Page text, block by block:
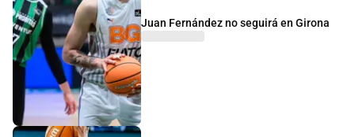
Juan Fernández no seguirá en Girona